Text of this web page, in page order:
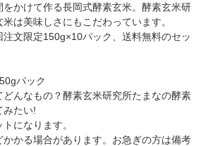
をかけて作る長岡式酵素玄米。酵素玄米研
は美味しさにもこだわっています。
注文限定150g×10パック、送料無料のセッ
パック
んなもの？酵素玄米研究所たまなの酵素
みたい!
になります。
かる場合があります。お急ぎの方は備考